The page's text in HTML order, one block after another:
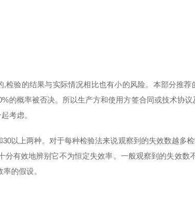
,检验的结果与实际情况相比也有小的风险。本部分推
的概率被否决。所以生产方和使用方签合同或技术协
考虑。
以上两种。对于每种检验法来说观察到的失效数越多
分有效地辨别它不为恒定失效率。一般观察到的失效数
的假设。